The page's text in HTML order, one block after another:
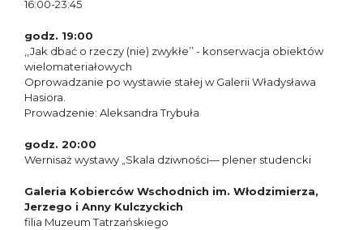
16:00-23:45
godz. 19:00
,,Jak dbać o rzeczy (nie) zwykłe’’ - konserwacja obiektów
wielomateriałowych
Oprowadzanie po wystawie stałej w Galerii Władysława
Hasiora.
Prowadzenie: Aleksandra Trybuła
godz. 20:00
Wernisaż wystawy „Skala dziwności— plener studencki
Galeria Kobierców Wschodnich im. Włodzimierza,
Jerzego i Anny Kulczyckich
filia Muzeum Tatrzańskiego